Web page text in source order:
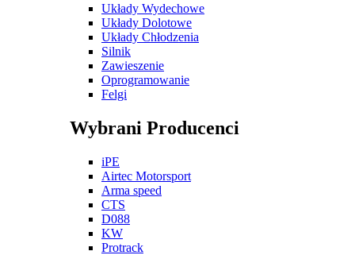
Układy Wydechowe
Układy Dolotowe
Układy Chłodzenia
Silnik
Zawieszenie
Oprogramowanie
Felgi
Wybrani Producenci
iPE
Airtec Motorsport
Arma speed
CTS
D088
KW
Protrack